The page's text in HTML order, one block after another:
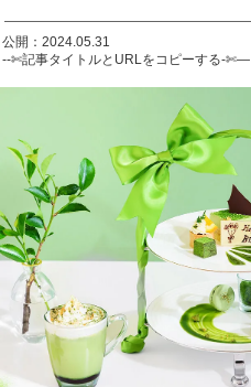
公開：2024.05.31
--✄記事タイトルとURLをコピーする-✄—